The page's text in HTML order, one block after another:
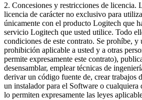
2. Concesiones y restricciones de licencia.
licencia de carácter no exclusivo para
únicamente con el producto Logitech que
servicio Logitech que usted utilice. Todo
condiciones de este contrato. Se prohíbe, y
prohibición aplicable a usted y a otras
permite expresamente este contrato),
desensamblar, emplear técnicas de
derivar un código fuente de, crear trabajos
un instalador para el Software o cualquiera
lo permiten expresamente las leyes